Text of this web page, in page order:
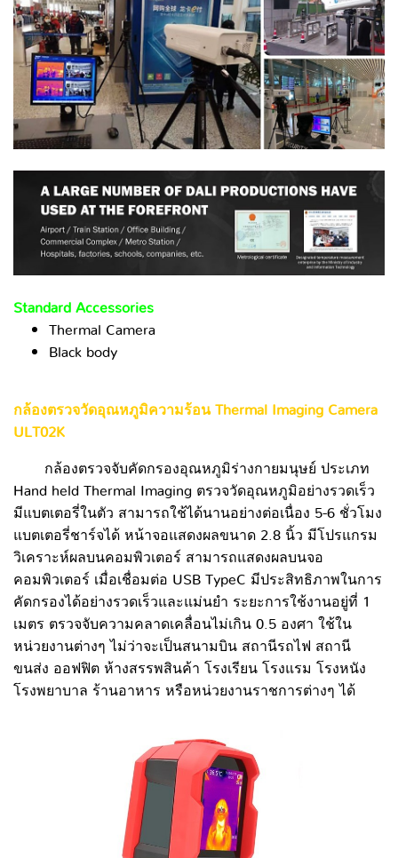
Standard Accessories
Thermal Camera
Black body
กล้องตรวจวัดอุณหภูมิความร้อน Thermal Imaging Camera
ULT02K
กล้องตรวจจับคัดกรองอุณหภูมิร่างกายมนุษย์ ประเภท
Hand held Thermal Imaging ตรวจวัดอุณหภูมิอย่างรวดเร็ว
มีแบตเตอรี่ในตัว สามารถใช้ได้นานอย่างต่อเนื่อง 5-6 ชั่วโมง
แบตเตอรี่ชาร์จได้ หน้าจอแสดงผลขนาด 2.8 นิ้ว มีโปรแกรม
วิเคราะห์ผลบนคอมพิวเตอร์ สามารถแสดงผลบนจอ
คอมพิวเตอร์ เมื่อเชื่อมต่อ USB TypeC มีประสิทธิภาพในการ
คัดกรองได้อย่างรวดเร็วและแม่นยำ ระยะการใช้งานอยู่ที่ 1
เมตร ตรวจจับความคลาดเคลื่อนไม่เกิน 0.5 องศา ใช้ใน
หน่วยงานต่างๆ ไม่ว่าจะเป็นสนามบิน สถานีรถไฟ สถานี
ขนส่ง ออฟฟิต ห้างสรรพสินค้า โรงเรียน โรงแรม โรงหนัง
โรงพยาบาล ร้านอาหาร หรือหน่วยงานราชการต่างๆ ได้